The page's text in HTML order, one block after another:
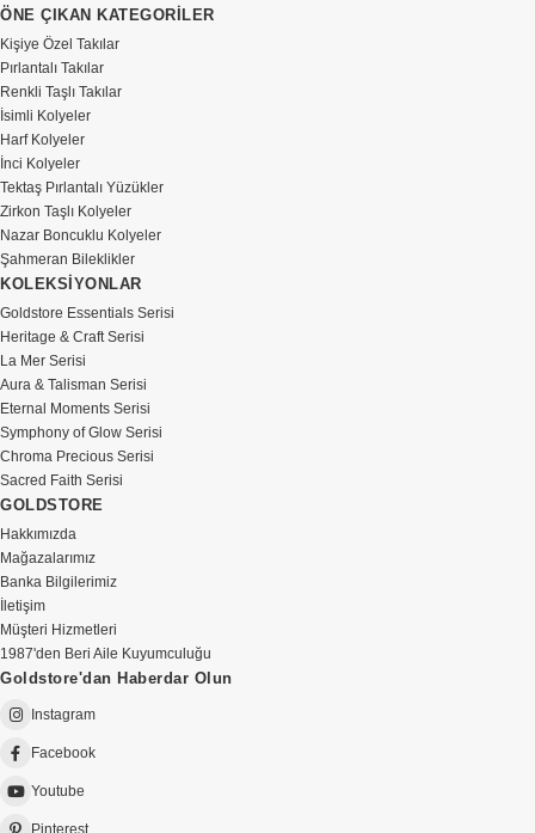
ÖNE ÇIKAN KATEGORİLER
Kişiye Özel Takılar
Pırlantalı Takılar
Renkli Taşlı Takılar
İsimli Kolyeler
Harf Kolyeler
İnci Kolyeler
Tektaş Pırlantalı Yüzükler
Zirkon Taşlı Kolyeler
Nazar Boncuklu Kolyeler
Şahmeran Bileklikler
KOLEKSİYONLAR
Goldstore Essentials Serisi
Heritage & Craft Serisi
La Mer Serisi
Aura & Talisman Serisi
Eternal Moments Serisi
Symphony of Glow Serisi
Chroma Precious Serisi
Sacred Faith Serisi
GOLDSTORE
Hakkımızda
Mağazalarımız
Banka Bilgilerimiz
İletişim
Müşteri Hizmetleri
1987'den Beri Aile Kuyumculuğu
Goldstore'dan Haberdar Olun
Instagram
Facebook
Youtube
Pinterest